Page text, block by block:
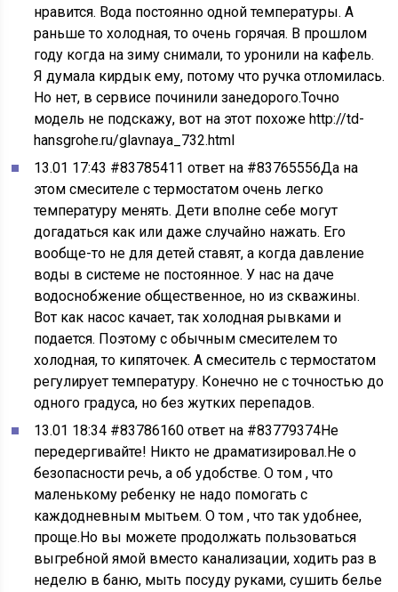
нравится. Вода постоянно одной температуры. А
раньше то холодная, то очень горячая. В прошлом
году когда на зиму снимали, то уронили на кафель.
Я думала кирдык ему, потому что ручка отломилась.
Но нет, в сервисе починили занедорого.Точно
модель не подскажу, вот на этот похоже http://td-
hansgrohe.ru/glavnaya_732.html
13.01 17:43 #83785411 ответ на #83765556Да на
этом смесителе с термостатом очень легко
температуру менять. Дети вполне себе могут
догадаться как или даже случайно нажать. Его
вообще-то не для детей ставят, а когда давление
воды в системе не постоянное. У нас на даче
водоснобжение общественное, но из скважины.
Вот как насос качает, так холодная рывками и
подается. Поэтому с обычным смесителем то
холодная, то кипяточек. А смеситель с термостатом
регулирует температуру. Конечно не с точностью до
одного градуса, но без жутких перепадов.
13.01 18:34 #83786160 ответ на #83779374Не
передергивайте! Никто не драматизировал.Не о
безопасности речь, а об удобстве. О том , что
маленькому ребенку не надо помогать с
каждодневным мытьем. О том , что так удобнее,
проще.Но вы можете продолжать пользоваться
выгребной ямой вместо канализации, ходить раз в
неделю в баню, мыть посуду руками, сушить белье